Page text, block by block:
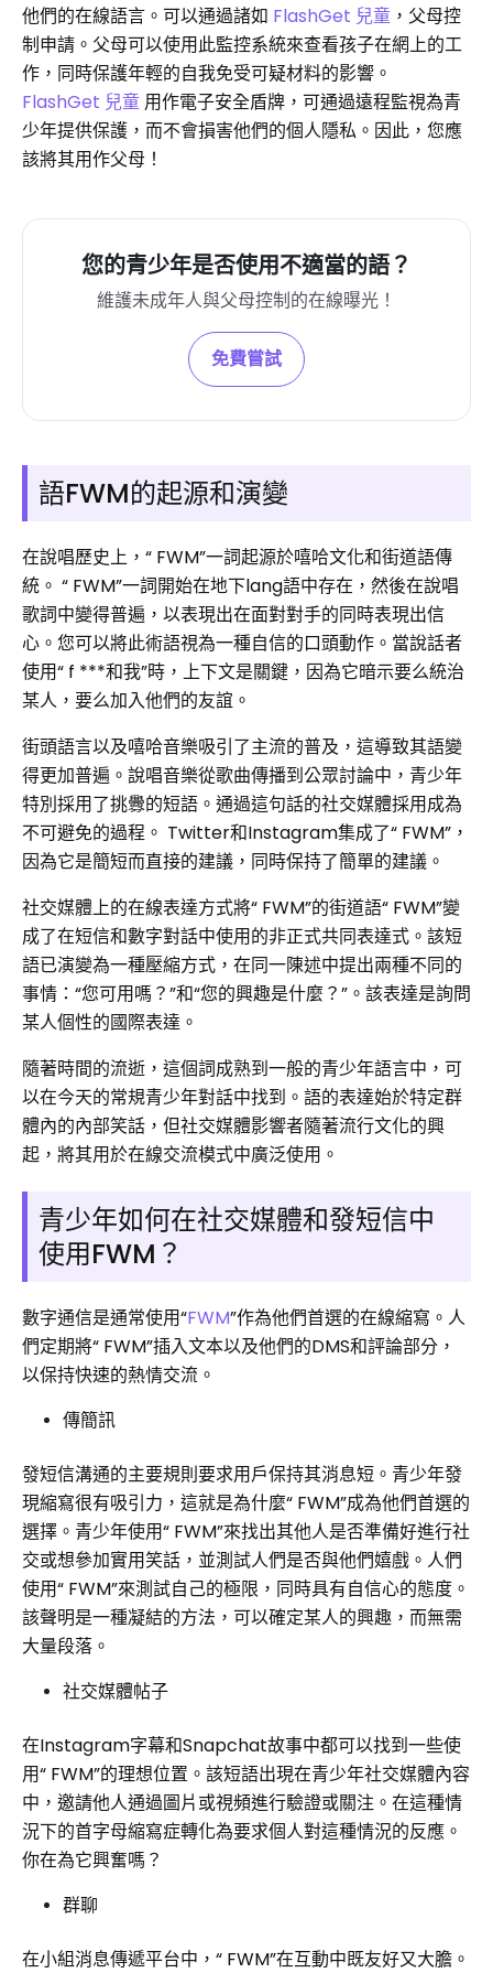
他們的在線語言。可以通過諸如 FlashGet 兒童 ，父母控
制申請。父母可以使用此監控系統來查看孩子在網上的工
作，同時保護年輕的自我免受可疑材料的影響。
FlashGet 兒童 用作電子安全盾牌，可通過遠程監視為青
少年提供保護，而不會損害他們的個人隱私。因此，您應
該將其用作父母！
您的青少年是否使用不適當的語？
維護未成年人與父母控制的在線曝光！
免費嘗試
語FWM的起源和演變
在說唱歷史上，“ FWM”一詞起源於嘻哈文化和街道語傳
統。 “ FWM”一詞開始在地下lang語中存在，然後在說唱
歌詞中變得普遍，以表現出在面對對手的同時表現出信
心。您可以將此術語視為一種自信的口頭動作。當說話者
使用“ f ***和我”時，上下文是關鍵，因為它暗示要么統治
某人，要么加入他們的友誼。
街頭語言以及嘻哈音樂吸引了主流的普及，這導致其語變
得更加普遍。說唱音樂從歌曲傳播到公眾討論中，青少年
特別採用了挑釁的短語。通過這句話的社交媒體採用成為
不可避免的過程。 Twitter和Instagram集成了“ FWM”，
因為它是簡短而直接的建議，同時保持了簡單的建議。
社交媒體上的在線表達方式將“ FWM”的街道語“ FWM”變
成了在短信和數字對話中使用的非正式共同表達式。該短
語已演變為一種壓縮方式，在同一陳述中提出兩種不同的
事情：“您可用嗎？”和“您的興趣是什麼？”。該表達是詢問
某人個性的國際表達。
隨著時間的流逝，這個詞成熟到一般的青少年語言中，可
以在今天的常規青少年對話中找到。語的表達始於特定群
體內的內部笑話，但社交媒體影響者隨著流行文化的興
起，將其用於在線交流模式中廣泛使用。
青少年如何在社交媒體和發短信中
使用FWM？
數字通信是通常使用“FWM”作為他們首選的在線縮寫。人
們定期將“ FWM”插入文本以及他們的DMS和評論部分，
以保持快速的熱情交流。
傳簡訊
發短信溝通的主要規則要求用戶保持其消息短。青少年發
現縮寫很有吸引力，這就是為什麼“ FWM”成為他們首選的
選擇。青少年使用“ FWM”來找出其他人是否準備好進行社
交或想參加實用笑話，並測試人們是否與他們嬉戲。人們
使用“ FWM”來測試自己的極限，同時具有自信心的態度。
該聲明是一種凝結的方法，可以確定某人的興趣，而無需
大量段落。
社交媒體帖子
在Instagram字幕和Snapchat故事中都可以找到一些使
用“ FWM”的理想位置。該短語出現在青少年社交媒體內容
中，邀請他人通過圖片或視頻進行驗證或關注。在這種情
況下的首字母縮寫症轉化為要求個人對這種情況的反應。
你在為它興奮嗎？
群聊
在小組消息傳遞平台中，“ FWM”在互動中既友好又大膽。